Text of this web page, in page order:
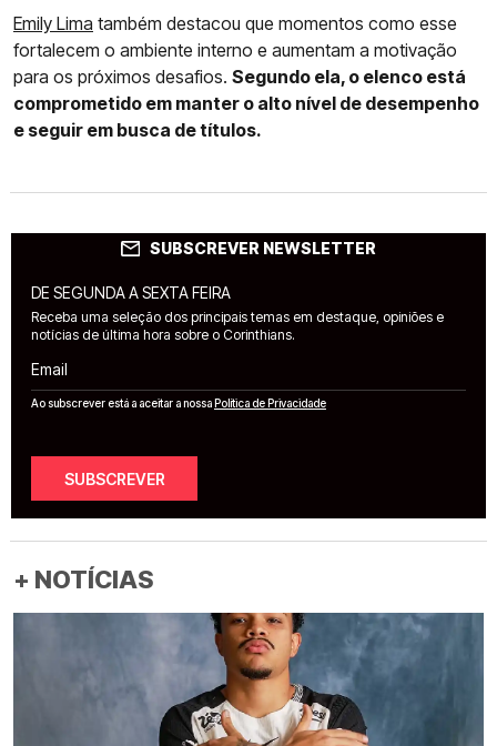
Emily Lima também destacou que momentos como esse
fortalecem o ambiente interno e aumentam a motivação
para os próximos desafios. Segundo ela, o elenco está
comprometido em manter o alto nível de desempenho
e seguir em busca de títulos.
SUBSCREVER NEWSLETTER
DE SEGUNDA A SEXTA FEIRA
Receba uma seleção dos principais temas em destaque, opiniões e
notícias de última hora sobre o Corinthians.
Email
Ao subscrever está a aceitar a nossaPolítica de Privacidade
SUBSCREVER
+ NOTÍCIAS